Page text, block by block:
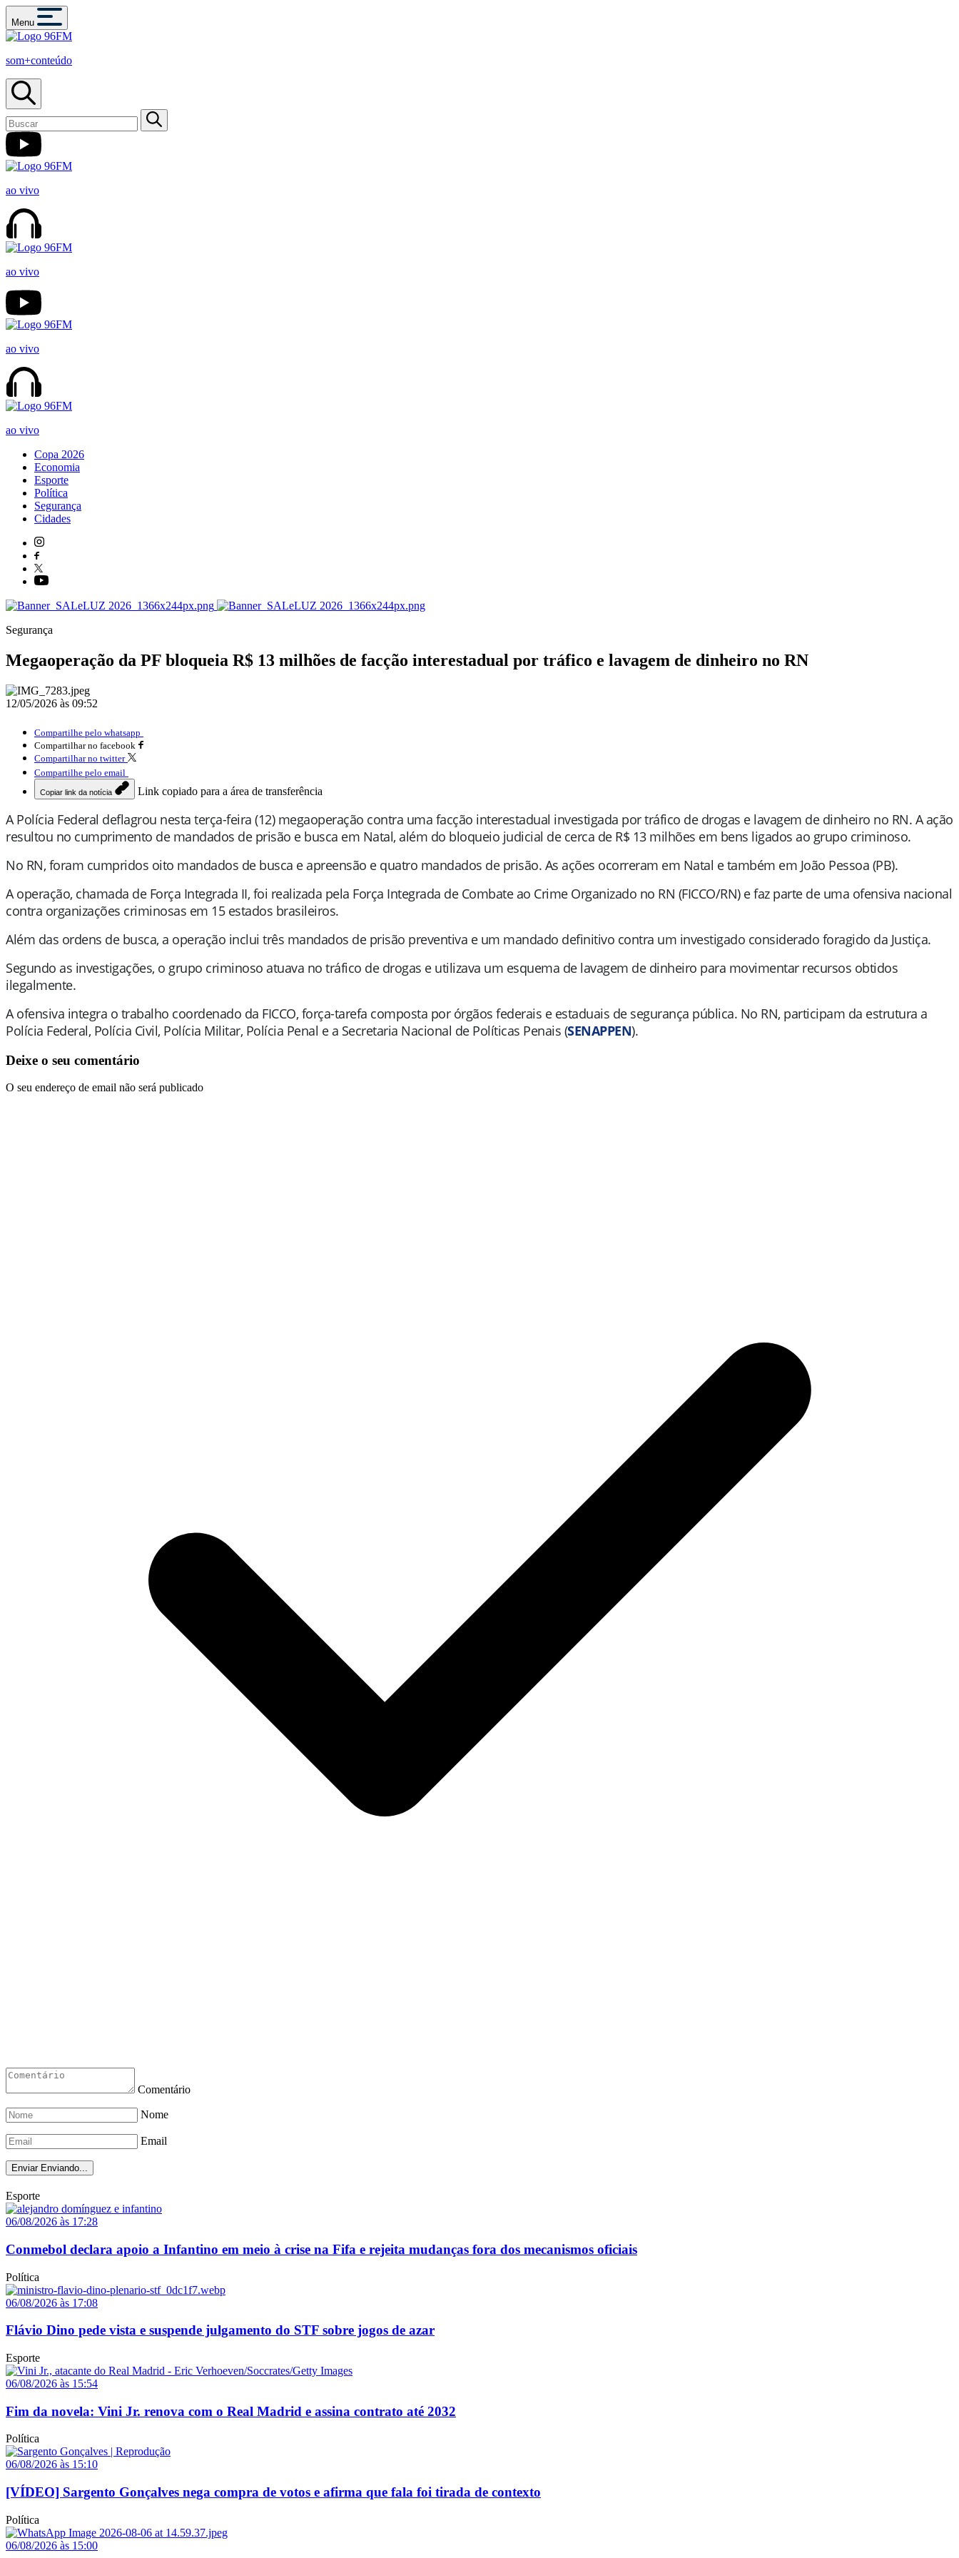
Menu
som+conteúdo
ao vivo
ao vivo
ao vivo
ao vivo
Copa 2026
Economia
Esporte
Política
Segurança
Cidades
Segurança
Megaoperação da PF bloqueia R$ 13 milhões de facção interestadual por tráfico e lavagem de dinheiro no RN
12/05/2026 às 09:52
Compartilhe pelo whatsapp
Compartilhar no facebook
Compartilhar no twitter
Compartilhe pelo email
Copiar link da notícia Link copiado para a área de transferência
A Polícia Federal deflagrou nesta terça-feira (12) megaoperação contra uma facção interestadual investigada por tráfico de drogas e lavagem de dinheiro no RN. A ação
resultou no cumprimento de mandados de prisão e busca em Natal, além do bloqueio judicial de cerca de R$ 13 milhões em bens ligados ao grupo criminoso.
No RN, foram cumpridos oito mandados de busca e apreensão e quatro mandados de prisão. As ações ocorreram em Natal e também em João Pessoa (PB).
A operação, chamada de Força Integrada II, foi realizada pela Força Integrada de Combate ao Crime Organizado no RN (FICCO/RN) e faz parte de uma ofensiva nacional
contra organizações criminosas em 15 estados brasileiros.
Além das ordens de busca, a operação inclui três mandados de prisão preventiva e um mandado definitivo contra um investigado considerado foragido da Justiça.
Segundo as investigações, o grupo criminoso atuava no tráfico de drogas e utilizava um esquema de lavagem de dinheiro para movimentar recursos obtidos
ilegalmente.
A ofensiva integra o trabalho coordenado da FICCO, força-tarefa composta por órgãos federais e estaduais de segurança pública. No RN, participam da estrutura a
Polícia Federal, Polícia Civil, Polícia Militar, Polícia Penal e a Secretaria Nacional de Políticas Penais (SENAPPEN).
Deixe o seu comentário
O seu endereço de email não será publicado
Comentário
Nome
Email
Enviar Enviando...
Esporte
06/08/2026 às 17:28
Conmebol declara apoio a Infantino em meio à crise na Fifa e rejeita mudanças fora dos mecanismos oficiais
Política
06/08/2026 às 17:08
Flávio Dino pede vista e suspende julgamento do STF sobre jogos de azar
Esporte
06/08/2026 às 15:54
Fim da novela: Vini Jr. renova com o Real Madrid e assina contrato até 2032
Política
06/08/2026 às 15:10
[VÍDEO] Sargento Gonçalves nega compra de votos e afirma que fala foi tirada de contexto
Política
06/08/2026 às 15:00